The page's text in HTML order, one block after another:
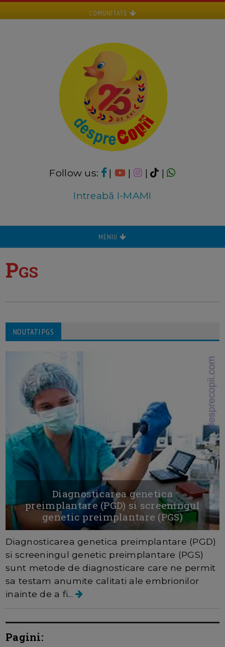
COMUNITATE
Follow us: | | |
|
Intreabă I-MAMI
MENIU
PGS
NOUTATI PGS
Diagnosticarea genetica
preimplantare (PGD) si screeningul
genetic preimplantare (PGS)
Diagnosticarea genetica preimplantare (PGD)
si screeningul genetic preimplantare (PGS)
sunt metode de diagnosticare care ne permit
sa testam anumite calitati ale embrionilor
inainte de a fi...
Pagini: